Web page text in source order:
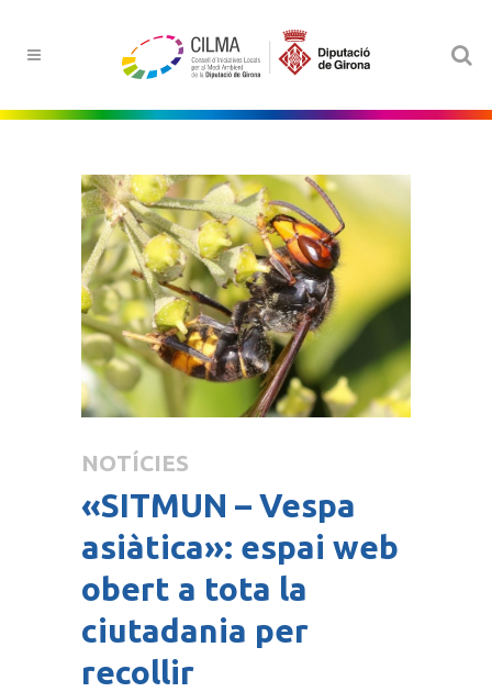
NOTÍCIES
«SITMUN – Vespa
asiàtica»: espai web
obert a tota la
ciutadania per
recollir